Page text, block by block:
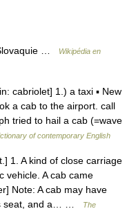
…
Wikipédia en
cabriolet] 1.) a taxi ▪ New
a cab to the airport. call
tried to hail a cab (=wave
of contemporary English
1. A kind of close carriage
vehicle. A cab came
Note: A cab may have
s seat, and a… …
The